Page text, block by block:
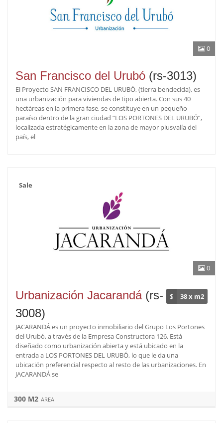
0
San Francisco del Urubó (rs-3013)
El Proyecto SAN FRANCISCO DEL URUBÓ, (tierra bendecida), es
una urbanización para viviendas de tipo abierta. Con sus 40
hectáreas en la primera fase, se constituye en un pequeño
paraíso dentro de la gran ciudad “LOS PORTONES DEL URUBÓ”,
localizada estratégicamente en la zona de mayor plusvalía del
país, el
0
Sale
$ 38 x m2
Urbanización Jacarandá(rs-
3008)
JACARANDÁ es un proyecto inmobiliario del Grupo Los Portones
del Urubó, a través de la Empresa Constructora 126. Está
diseñado como urbanización abierta y está ubicado en la
entrada a LOS PORTONES DEL URUBÓ, lo que le da una
ubicación preferencial respecto al resto de las urbanizaciones. En
JACARANDÁ se
300 M2 AREA